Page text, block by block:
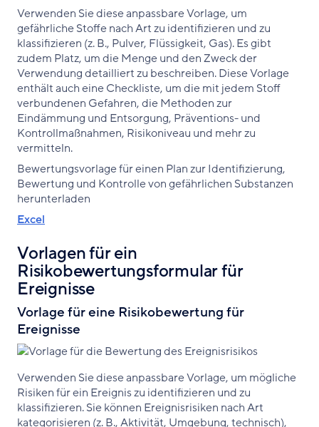
Verwenden Sie diese anpassbare Vorlage, um
gefährliche Stoffe nach Art zu identifizieren und zu
klassifizieren (z. B., Pulver, Flüssigkeit, Gas). Es gibt
zudem Platz, um die Menge und den Zweck der
Verwendung detailliert zu beschreiben. Diese Vorlage
enthält auch eine Checkliste, um die mit jedem Stoff
verbundenen Gefahren, die Methoden zur
Eindämmung und Entsorgung, Präventions- und
Kontrollmaßnahmen, Risikoniveau und mehr zu
vermitteln.
Bewertungsvorlage für einen Plan zur Identifizierung,
Bewertung und Kontrolle von gefährlichen Substanzen
herunterladen
Excel
Vorlagen für ein
Risikobewertungsformular für
Ereignisse
Vorlage für eine Risikobewertung für
Ereignisse
Verwenden Sie diese anpassbare Vorlage, um mögliche
Risiken für ein Ereignis zu identifizieren und zu
klassifizieren. Sie können Ereignisrisiken nach Art
kategorisieren (z. B., Aktivität, Umgebung, technisch),